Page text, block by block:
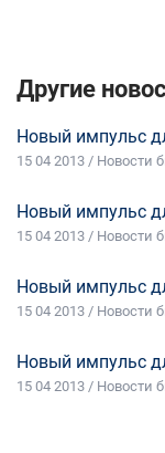
Другие
Новый импульс
15 04 2013 / Новости
Новый импульс
15 04 2013 / Новости
Новый импульс
15 04 2013 / Новости
Новый импульс
15 04 2013 / Новости